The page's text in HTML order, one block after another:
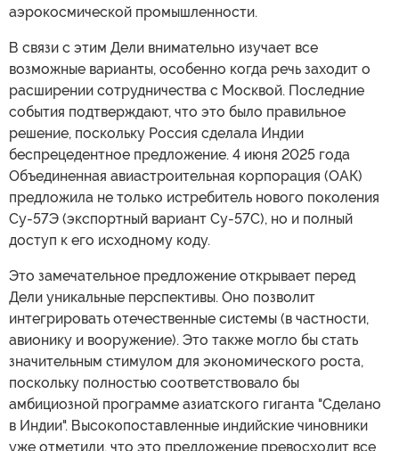
аэрокосмической промышленности.
В связи с этим Дели внимательно изучает все
возможные варианты, особенно когда речь заходит о
расширении сотрудничества с Москвой. Последние
события подтверждают, что это было правильное
решение, поскольку Россия сделала Индии
беспрецедентное предложение. 4 июня 2025 года
Объединенная авиастроительная корпорация (ОАК)
предложила не только истребитель нового поколения
Су-57Э (экспортный вариант Су-57С), но и полный
доступ к его исходному коду.
Это замечательное предложение открывает перед
Дели уникальные перспективы. Оно позволит
интегрировать отечественные системы (в частности,
авионику и вооружение). Это также могло бы стать
значительным стимулом для экономического роста,
поскольку полностью соответствовало бы
амбициозной программе азиатского гиганта "Сделано
в Индии". Высокопоставленные индийские чиновники
уже отметили, что это предложение превосходит все